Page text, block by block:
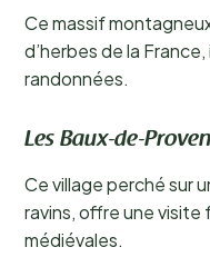
Ce massif
d’herbes de la
randonnées.
Les Baux-de-
Ce village perché sur
ravins, offre une visite
médiévales.